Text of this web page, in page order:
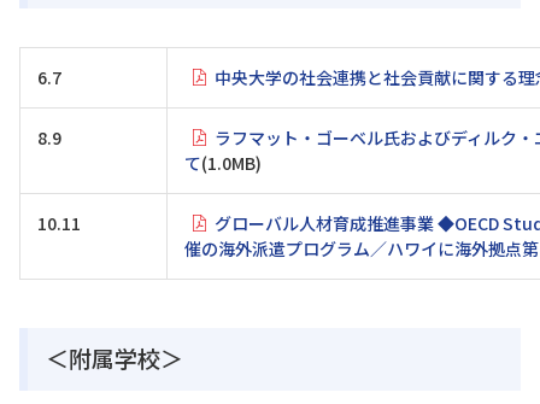
6.7 中央大学の社会連携と社会貢献に関する
8.9
ラフマット・ゴーベル氏およびディルク
て(1.0MB)
10.11
グローバル人材育成推進事業 ◆OECD
催の海外派遣プログラム／ハワイに海外拠点
＜附属学校＞